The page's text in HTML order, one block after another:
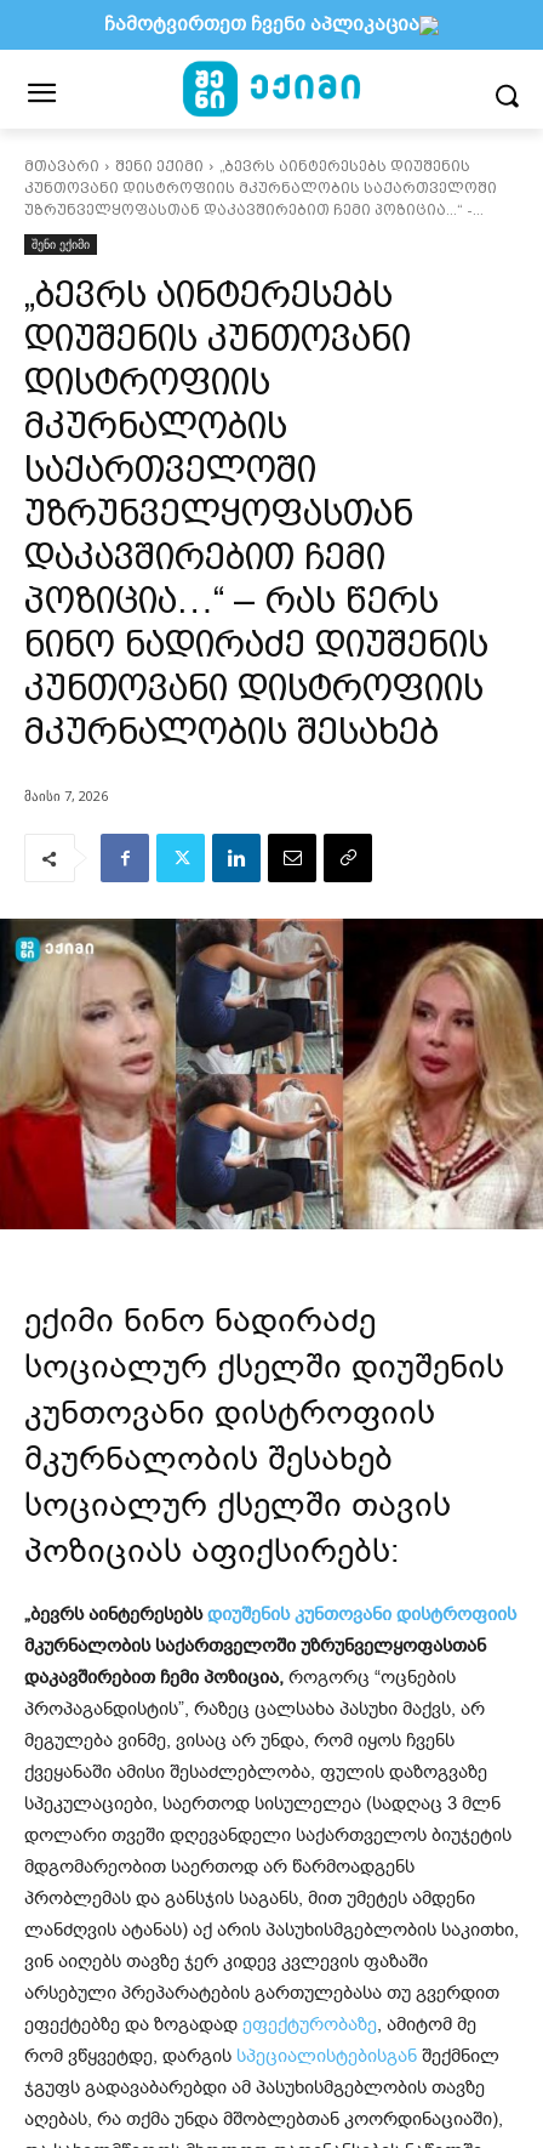
მთავარი შენი ექიმი
„ბევრს აინტერესებს დიუშენის
კუნთოვანი დისტროფიის მკურნალობის საქართველოში
უზრუნველყოფასთან დაკავშირებით ჩემი პოზიცია...“ -...
შენი ექიმი
„ბევრს აინტერესებს
დიუშენის კუნთოვანი
დისტროფიის
მკურნალობის
საქართველოში
უზრუნველყოფასთან
დაკავშირებით ჩემი
პოზიცია…“ – რას წერს
ნინო ნადირაძე დიუშენის
კუნთოვანი დისტროფიის
მკურნალობის შესახებ
მაისი 7, 2026
ექიმი ნინო ნადირაძე
სოციალურ ქსელში დიუშენის
კუნთოვანი დისტროფიის
მკურნალობის შესახებ
სოციალურ ქსელში თავის
პოზიციას აფიქსირებს:
„ბევრს აინტერესებსდიუშენის კუნთოვანი დისტროფიის
მკურნალობის საქართველოში უზრუნველყოფასთან
დაკავშირებით ჩემი პოზიცია, როგორც “ოცნების
პროპაგანდისტის”, რაზეც ცალსახა პასუხი მაქვს, არ
მეგულება ვინმე, ვისაც არ უნდა, რომ იყოს ჩვენს
ქვეყანაში ამისი შესაძლებლობა, ფულის დაზოგვაზე
სპეკულაციები, საერთოდ სისულელეა (სადღაც 3 მლნ
დოლარი თვეში დღევანდელი საქართველოს ბიუჯეტის
მდგომარეობით საერთოდ არ წარმოადგენს
პრობლემას და განსჯის საგანს, მით უმეტეს ამდენი
ლანძღვის ატანას) აქ არის პასუხისმგებლობის საკითხი,
ვინ აიღებს თავზე ჯერ კიდევ კვლევის ფაზაში
არსებული პრეპარატების გართულებასა თუ გვერდით
ეფექტებზე და ზოგადად ეფექტურობაზე, ამიტომ მე
რომ ვწყვეტდე, დარგის სპეციალისტებისგან შექმნილ
ჯგუფს გადავაბარებდი ამ პასუხისმგებლობის თავზე
აღებას, რა თქმა უნდა მშობლებთან კოორდინაციაში),
ჩამოტვირთეთ ჩვენი აპლიკაცია